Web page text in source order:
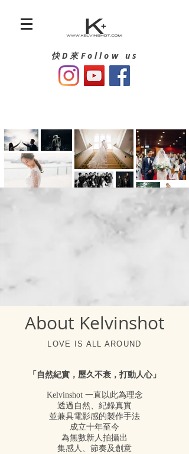
快D來Follow us
About Kelvinshot
LOVE IS ALL AROUND
「自然紀實，歷久不衰，打動人心」
Kelvinshot 一直以此為理念
透過自然、紀錄真實
並兼具電影感的製作手法
成立十年至今
為無數新人拍攝出
集感人、節奏及創意